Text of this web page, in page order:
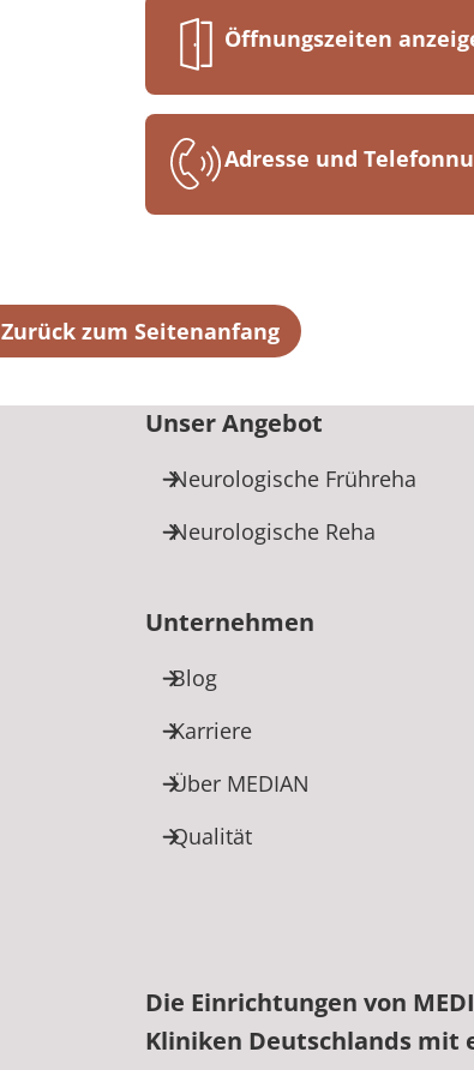
Öffnungszeiten
Mo. bis Fr., 07:00 bis
Adresse und
15537 Grünheide (Mark)
+49 3362 7390
Zurück zum Seitenanfang
Unser Angebot
Neurologische Frühreha
Neurologische Reha
Unternehmen
Blog
Karriere
Über MEDIAN
Qualität
Die Einrichtungen von
Kliniken Deutschlands mit